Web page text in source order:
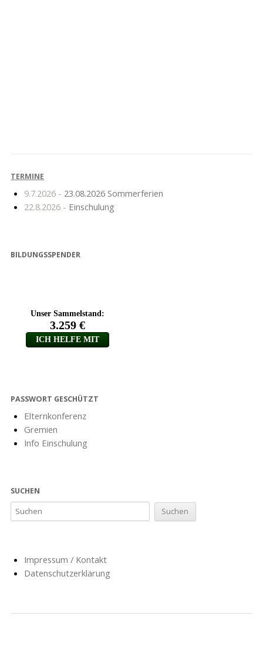
TERMINE
9.7.2026 - 23.08.2026 Sommerferien
22.8.2026 - Einschulung
BILDUNGSSPENDER
PASSWORT GESCHÜTZT
Elternkonferenz
Gremien
Info Einschulung
SUCHEN
Impressum / Kontakt
Datenschutzerklärung